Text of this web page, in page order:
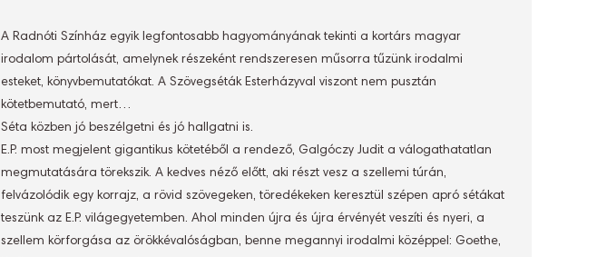
A Radnóti Színház egyik legfontosabb hagyományának tekinti a kortárs magyar
irodalom pártolását, amelynek részeként rendszeresen műsorra tűzünk irodalmi
esteket, könyvbemutatókat. A Szövegséták Esterházyval viszont nem pusztán
kötetbemutató, mert…
Séta közben jó beszélgetni és jó hallgatni is.
E.P. most megjelent gigantikus kötetéből a rendező, Galgóczy Judit a válogathatatlan
megmutatására törekszik. A kedves néző előtt, aki részt vesz a szellemi túrán,
felvázolódik egy korrajz, a rövid szövegeken, töredékeken keresztül szépen apró sétákat
teszünk az E.P. világegyetemben. Ahol minden újra és újra érvényét veszíti és nyeri, a
szellem körforgása az örökkévalóságban, benne megannyi irodalmi középpel: Goethe,